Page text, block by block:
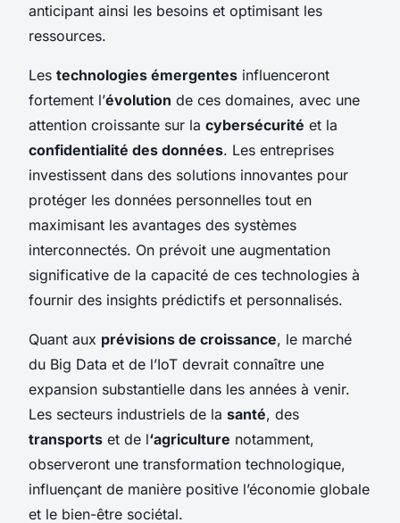
anticipant ainsi les besoins et optimisant les
ressources.
Les technologies émergentes influenceront
fortement l’évolution de ces domaines, avec une
attention croissante sur la cybersécurité et la
confidentialité des données. Les entreprises
investissent dans des solutions innovantes pour
protéger les données personnelles tout en
maximisant les avantages des systèmes
interconnectés. On prévoit une augmentation
significative de la capacité de ces technologies à
fournir des insights prédictifs et personnalisés.
Quant aux prévisions de croissance, le marché
du Big Data et de l’IoT devrait connaître une
expansion substantielle dans les années à venir.
Les secteurs industriels de la santé, des
transports et de l‘agriculture notamment,
observeront une transformation technologique,
influençant de manière positive l’économie globale
et le bien-être sociétal.